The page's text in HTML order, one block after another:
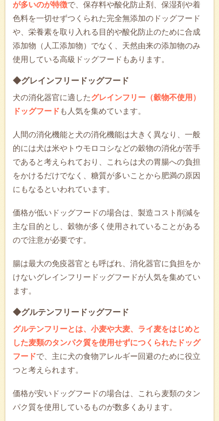
が多いのが特徴で、保存料や酸化防止剤、保湿剤や着
色料を一切せずつくられた完全無添加のドッグフード
や、栄養素を取り入れる目的や酸化防止のために合成
添加物（人工添加物）でなく、天然由来の添加物のみ
使用している高級ドッグフードもあります。
◆グレインフリードッグフード
犬の消化器官に適したグレインフリー（穀物不使用）
ドッグフード も人気を集めています。
人間の消化機能と犬の消化機能は大きく異なり、一般
的には犬は米やトウモロコシなどの穀物の消化が苦手
であると考えられており、これらは犬の胃腸への負担
をかけるだけでなく、糖質が多いことから肥満の原因
にもなるといわれています。
価格が低いドッグフードの場合は、製造コスト削減を
主な目的とし、穀物が多く使用されていることがある
ので注意が必要です。
腸は最大の免疫器官とも呼ばれ、消化器官に負担をか
けないグレインフリードッグフードが人気を集めてい
ます。
◆グルテンフリードッグフード
グルテンフリーとは、小麦や大麦、ライ麦をはじめと
した麦類のタンパク質を使用せずにつくられたドッグ
フードで、主に犬の食物アレルギー回避のために役立
つと考えられます。
価格が安いドッグフードの場合は、これら麦類のタン
パク質を使用しているものが数多くあります。